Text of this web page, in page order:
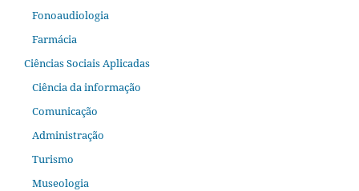
Fonoaudiologia
Farmácia
Ciências Sociais Aplicadas
Ciência da informação
Comunicação
Administração
Turismo
Museologia